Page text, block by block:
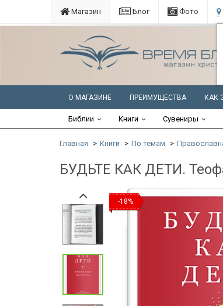
Магазин Блог Фото
О МАГАЗИНЕ ПРЕИМУЩЕСТВА КАК
Библии Книги Сувениры
Главная Книги По темам
БУДЬТЕ КАК ДЕТИ.
-18%